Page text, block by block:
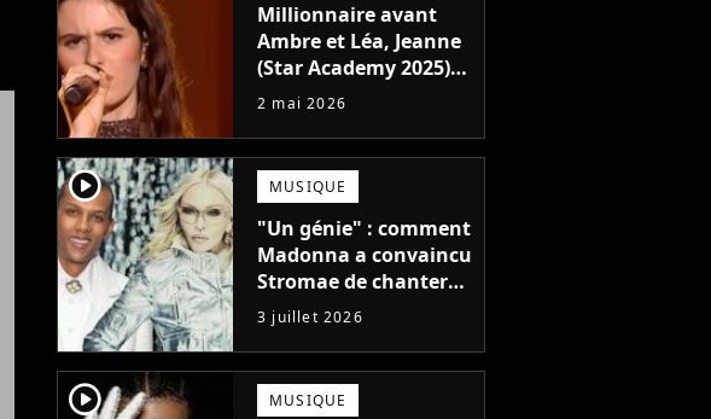
Millionnaire avant
Ambre et Léa, Jeanne
(Star Academy 2025)
annonce déjà la sortie
chanson après
"Respire fort"
2 mai 2026
player2 MUSIQUE
"Un génie" : comment
Madonna a convaincu
Stromae de chanter
sur son nouvel album
3 juillet 2026
player2 MUSIQUE